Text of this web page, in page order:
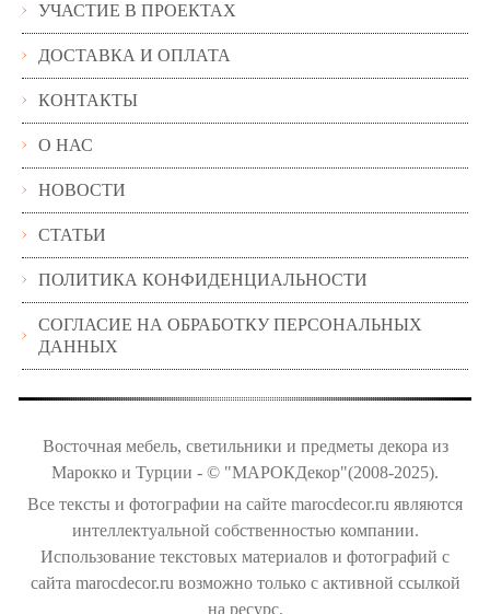
УЧАСТИЕ В ПРОЕКТАХ
ДОСТАВКА И ОПЛАТА
КОНТАКТЫ
О НАС
НОВОСТИ
СТАТЬИ
ПОЛИТИКА КОНФИДЕНЦИАЛЬНОСТИ
СОГЛАСИЕ НА ОБРАБОТКУ ПЕРСОНАЛЬНЫХ
ДАННЫХ
Восточная мебель, светильники и предметы декора из
Марокко и Турции - © "МАРОКДекор"(2008-2025).
Все тексты и фотографии на сайте marocdecor.ru являются
интеллектуальной собственностью компании.
Использование текстовых материалов и фотографий с
сайта marocdecor.ru возможно только с активной ссылкой
на ресурс.